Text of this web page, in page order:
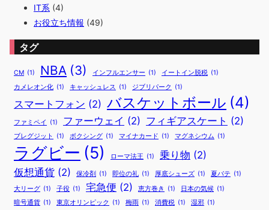
IT系 (4)
お役立ち情報 (49)
タグ
CM (1) NBA (3) インフルエンサー (1) イートイン脱税 (1)
カメレオン化 (1) キャッシュレス (1) ジブリパーク (1)
スマートフォン (2) バスケットボール (4)
ファミペイ (1) ファーウェイ (2) フィギアスケート (2)
ブレグジット (1) ボクシング (1) マイナカード (1) マグネシウム (1)
ラグビー (5) ローマ法王 (1) 乗り物 (2)
仮想通貨 (2) 保冷剤 (1) 即位の礼 (1) 厚底シューズ (1) 夏バテ (1)
大リーグ (1) 子役 (1) 宅急便 (2) 恵方巻き (1) 日本の気候 (1)
暗号通貨 (1) 東京オリンピック (1) 梅雨 (1) 消費税 (1) 湿邪 (1)